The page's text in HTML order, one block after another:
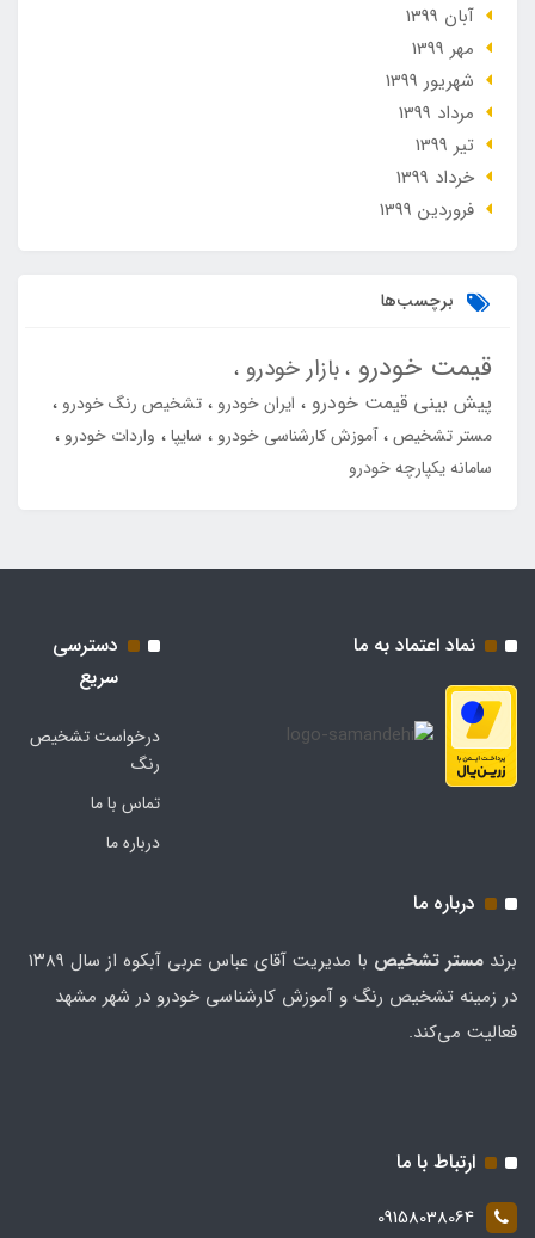
آبان 1399
مهر 1399
شهریور 1399
مرداد 1399
تير 1399
خرداد 1399
فروردین 1399
برچسب‌ها
قیمت خودرو بازار خودرو
پیش بینی قیمت خودرو ایران خودرو
تشخیص رنگ خودرو
مستر تشخیص آموزش کارشناسی خودرو سایپا
واردات خودرو
سامانه یکپارچه خودرو
نماد اعتماد به ما
دسترسی
سریع
درخواست تشخیص
رنگ
تماس با ما
درباره ما
درباره ما
برند مستر تشخيص
با مدیریت آقای عباس عربی آبکوه از سال ۱۳۸۹
در زمینه تشخیص رنگ و آموزش کارشناسی خودرو در شهر مشهد
فعالیت می‌کند.
ارتباط با ما
09158038064